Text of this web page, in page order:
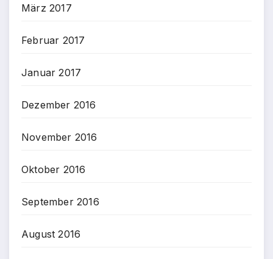
März 2017
Februar 2017
Januar 2017
Dezember 2016
November 2016
Oktober 2016
September 2016
August 2016